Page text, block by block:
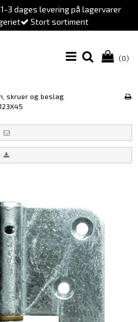
1-3 dages levering på lagervarer
Stort sortiment
(0)
skruer og beslag